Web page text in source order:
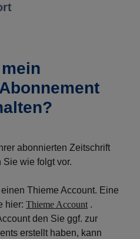
abonnierten Zeitschrift
wie folgt vor.
Thieme Account. Eine
hier: Thieme Account .
den Sie ggf. zur
erstellt haben, kann